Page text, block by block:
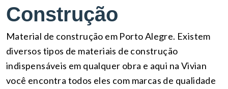
Construção
Material de construção em Porto Alegre. Existem
diversos tipos de materiais de construção
indispensáveis em qualquer obra e aqui na Vivian
você encontra todos eles com marcas de qualidade